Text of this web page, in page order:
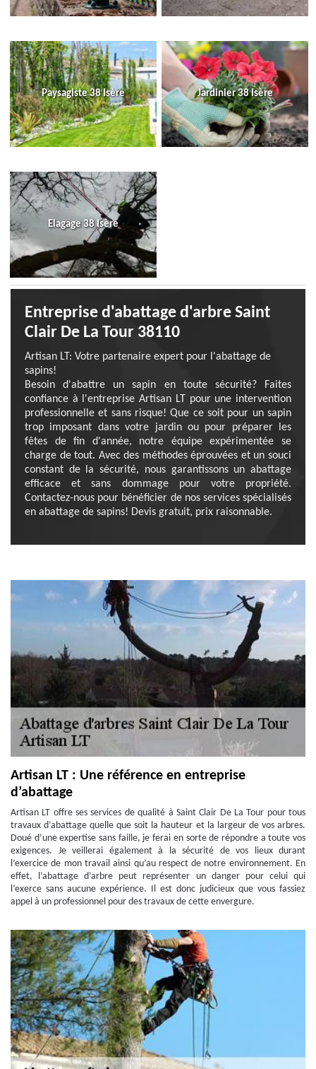
Paysagiste 38 Isère Jardinier 38 Isère
Elagage 38 Isère
Entreprise d'abattage d'arbre Saint
Clair De La Tour 38110
Artisan LT: Votre partenaire expert pour l'abattage de
sapins!
Besoin d'abattre un sapin en toute sécurité? Faites
confiance à l'entreprise Artisan LT pour une intervention
professionnelle et sans risque! Que ce soit pour un sapin
trop imposant dans votre jardin ou pour préparer les
fêtes de fin d'année, notre équipe expérimentée se
charge de tout. Avec des méthodes éprouvées et un souci
constant de la sécurité, nous garantissons un abattage
efficace et sans dommage pour votre propriété.
Contactez-nous pour bénéficier de nos services spécialisés
en abattage de sapins! Devis gratuit, prix raisonnable.
Artisan LT : Une référence en entreprise
d’abattage
Artisan LT offre ses services de qualité à Saint Clair De La Tour pour tous
travaux d’abattage quelle que soit la hauteur et la largeur de vos arbres.
Doué d’une expertise sans faille, je ferai en sorte de répondre a toute vos
exigences. Je veillerai également à la sécurité de vos lieux durant
l’exercice de mon travail ainsi qu’au respect de notre environnement. En
effet, l’abattage d’arbre peut représenter un danger pour celui qui
l’exerce sans aucune expérience. Il est donc judicieux que vous fassiez
appel à un professionnel pour des travaux de cette envergure.